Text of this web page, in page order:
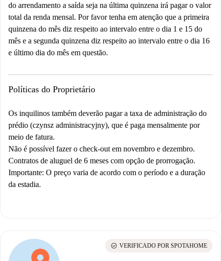
do arrendamento a saída seja na última quinzena irá pagar o valor
total da renda mensal. Por favor tenha em atenção que a primeira
quinzena do mês diz respeito ao intervalo entre o dia 1 e 15 do
mês e a segunda quinzena diz respeito ao intervalo entre o dia 16
e último dia do mês em questão.
Políticas do Proprietário
Os inquilinos também deverão pagar a taxa de administração do
prédio (czynsz administracyjny), que é paga mensalmente por
meio de fatura.
Não é possível fazer o check-out em novembro e dezembro.
Contratos de aluguel de 6 meses com opção de prorrogação.
Importante: O preço varia de acordo com o período e a duração
da estadia.
check_circle VERIFICADO POR SPOTAHOME